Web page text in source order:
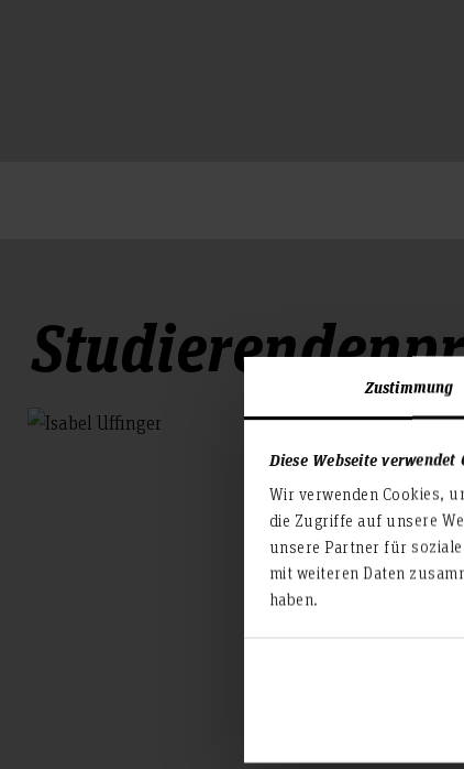
Zustimmung
Diese Webseite verwendet
Wir verwenden Cookies,
die Zugriffe auf unsere
unsere Partner für
mit weiteren Daten
haben.